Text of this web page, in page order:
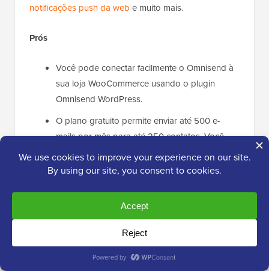
notificações push da web e muito mais.
Prós
Você pode conectar facilmente o Omnisend à
sua loja WooCommerce usando o plugin
Omnisend WordPress.
O plano gratuito permite enviar até 500 e-
mails por mês para até 250 contatos. Você
também pode enviar até 500 notificações
push e receberá créditos gratuitos deSMS
Ao contrário de outros plugins de newsletter, o
plano gratuito inclui acesso a recursos
avançados como segmentação ilimitada de
assinantes, testes A/B e relatórios de
desempenho.